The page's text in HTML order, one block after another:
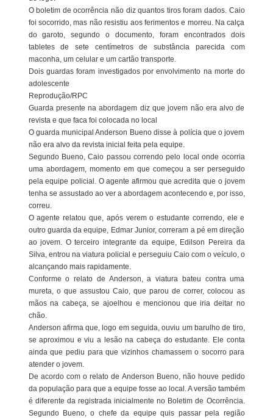
O boletim de ocorrência não diz quantos tiros foram dados. Caio
foi socorrido, mas não resistiu aos ferimentos e morreu. Na calça
do garoto, segundo o documento, foram encontrados dois
tabletes de sete centímetros de substância parecida com
maconha, um celular e um cartão transporte.
Dois guardas foram investigados por envolvimento na morte do
adolescente
Reprodução/RPC
Guarda presente na abordagem diz que jovem não era alvo de
revista e que faca foi colocada no local
O guarda municipal Anderson Bueno disse à polícia que o jovem
não era alvo da revista inicial feita pela equipe.
Segundo Bueno, Caio passou correndo pelo local onde ocorria
uma abordagem, momento em que começou a ser perseguido
pela equipe policial. O agente afirmou que acredita que o jovem
tenha se assustado ao ver a abordagem acontecendo e, por isso,
correu.
O agente relatou que, após verem o estudante correndo, ele e
outro guarda da equipe, Edmar Junior, correram a pé em direção
ao jovem. O terceiro integrante da equipe, Edilson Pereira da
Silva, entrou na viatura policial e perseguiu Caio com o veículo, o
alcançando mais rapidamente.
Conforme o relato de Anderson, a viatura bateu contra uma
mureta, o que assustou Caio, que parou de correr, colocou as
mãos na cabeça, se ajoelhou e mencionou que iria deitar no
chão.
Anderson afirma que, logo em seguida, ouviu um barulho de tiro,
se aproximou e viu a lesão na cabeça do estudante. Ele conta
ainda que pediu para que vizinhos chamassem o socorro para
atender o jovem.
De acordo com o relato de Anderson Bueno, não houve pedido
da população para que a equipe fosse ao local. A versão também
é diferente da registrada inicialmente no Boletim de Ocorrência.
Segundo Bueno, o chefe da equipe quis passar pela região